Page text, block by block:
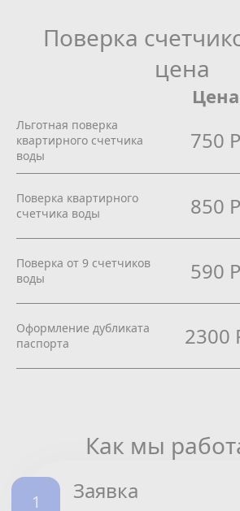
Поверка
цена
Цена
Льготная поверка
квартирного счетчика
воды
750 Р
Поверка квартирного
счетчика воды
850 Р
Поверка от 9 счетчиков
воды
590 Р
Оформление дубликата
паспорта
2300
Как мы
Заявка